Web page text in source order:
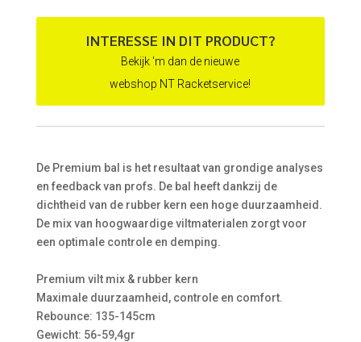
INTERESSE IN DIT PRODUCT?
Bekijk 'm dan de nieuwe
webshop NT Racketservice!
De Premium bal is het resultaat van grondige analyses
en feedback van profs. De bal heeft dankzij de
dichtheid van de rubber kern een hoge duurzaamheid.
De mix van hoogwaardige viltmaterialen zorgt voor
een optimale controle en demping.
Premium vilt mix & rubber kern
Maximale duurzaamheid, controle en comfort.
Rebounce: 135-145cm
Gewicht: 56-59,4gr